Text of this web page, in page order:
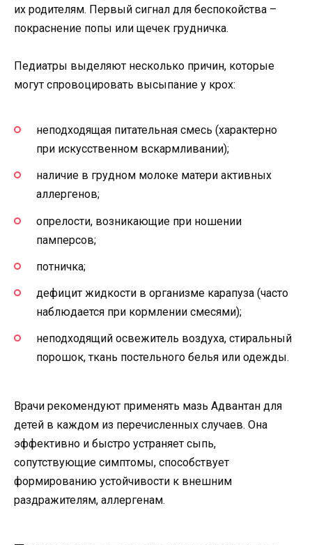
их родителям. Первый сигнал для беспокойства –
покраснение попы или щечек грудничка.
Педиатры выделяют несколько причин, которые
могут спровоцировать высыпание у крох:
неподходящая питательная смесь (характерно
при искусственном вскармливании);
наличие в грудном молоке матери активных
аллергенов;
опрелости, возникающие при ношении
памперсов;
потничка;
дефицит жидкости в организме карапуза (часто
наблюдается при кормлении смесями);
неподходящий освежитель воздуха, стиральный
порошок, ткань постельного белья или одежды.
Врачи рекомендуют применять мазь Адвантан для
детей в каждом из перечисленных случаев. Она
эффективно и быстро устраняет сыпь,
сопутствующие симптомы, способствует
формированию устойчивости к внешним
раздражителям, аллергенам.